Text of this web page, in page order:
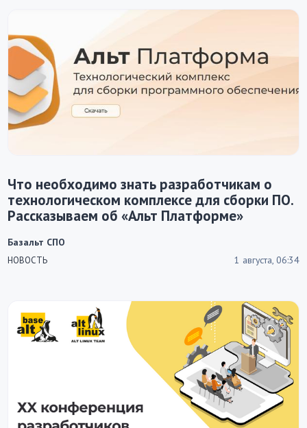
Что необходимо знать разработчикам о
технологическом комплексе для сборки ПО.
Рассказываем об «Альт Платформе»
НОВОСТЬ 1 августа, 06:34
Базальт СПО